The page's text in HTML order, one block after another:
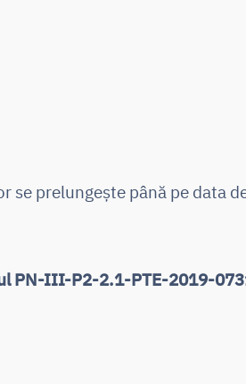
se prelungește până pe data
PN-III-P2-2.1-PTE-2019-